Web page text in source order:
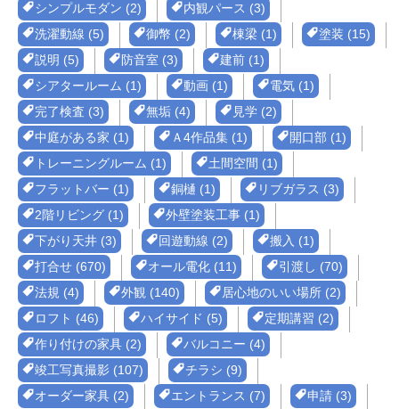
シンプルモダン (2)
内観パース (3)
洗濯動線 (5)
御幣 (2) 棟梁 (1)
塗装 (15)
説明 (5)
防音室 (3)
建前 (1)
シアタールーム (1)
動画 (1)
電気 (1)
完了検査 (3)
無垢 (4)
見学 (2)
中庭がある家 (1)
Ａ4作品集 (1)
開口部 (1)
トレーニングルーム (1)
土間空間 (1)
フラットバー (1)
銅樋 (1)
リブガラス (3)
2階リビング (1)
外壁塗装工事 (1)
下がり天井 (3)
回遊動線 (2)
搬入 (1)
打合せ (670)
オール電化 (11)
引渡し (70)
法規 (4)
外観 (140)
居心地のいい場所 (2)
ロフト (46)
ハイサイド (5)
定期講習 (2)
作り付けの家具 (2)
バルコニー (4)
竣工写真撮影 (107)
チラシ (9)
オーダー家具 (2)
エントランス (7)
申請 (3)